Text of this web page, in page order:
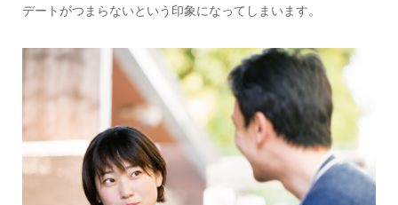
デートがつまらないという印象になってしまいます。